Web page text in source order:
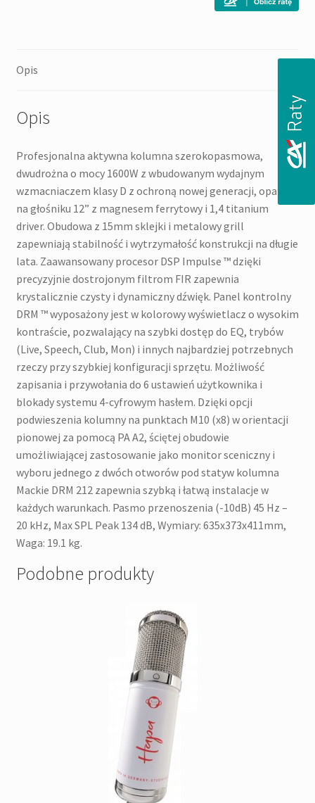
Opis
Opis
Profesjonalna aktywna kolumna szerokopasmowa,
dwudrożna o mocy 1600W z wbudowanym wydajnym
wzmacniaczem klasy D z ochroną nowej generacji, oparta
na głośniku 12” z magnesem ferrytowy i 1,4 titanium
driver. Obudowa z 15mm sklejki i metalowy grill
zapewniają stabilność i wytrzymałość konstrukcji na długie
lata. Zaawansowany procesor DSP Impulse ™ dzięki
precyzyjnie dostrojonym filtrom FIR zapewnia
krystalicznie czysty i dynamiczny dźwięk. Panel kontrolny
DRM ™ wyposażony jest w kolorowy wyświetlacz o wysokim
kontraście, pozwalający na szybki dostęp do EQ, trybów
(Live, Speech, Club, Mon) i innych najbardziej potrzebnych
rzeczy przy szybkiej konfiguracji sprzętu. Możliwość
zapisania i przywołania do 6 ustawień użytkownika i
blokady systemu 4-cyfrowym hasłem. Dzięki opcji
podwieszenia kolumny na punktach M10 (x8) w orientacji
pionowej za pomocą PA A2, ściętej obudowie
umożliwiającej zastosowanie jako monitor sceniczny i
wyboru jednego z dwóch otworów pod statyw kolumna
Mackie DRM 212 zapewnia szybką i łatwą instalacje w
każdych warunkach. Pasmo przenoszenia (-10dB) 45 Hz –
20 kHz, Max SPL Peak 134 dB, Wymiary: 635x373x411mm,
Waga: 19.1 kg.
Podobne produkty